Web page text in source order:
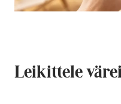
Leikittele